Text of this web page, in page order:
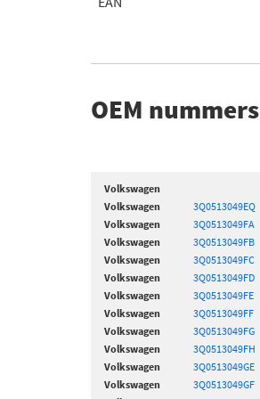
OEM nummers
Volkswagen
Volkswagen
3Q0513049EQ
Volkswagen
3Q0513049FA
Volkswagen
3Q0513049FB
Volkswagen
3Q0513049FC
Volkswagen
3Q0513049FD
Volkswagen
3Q0513049FE
Volkswagen
3Q0513049FF
Volkswagen
3Q0513049FG
Volkswagen
3Q0513049FH
Volkswagen
3Q0513049GE
Volkswagen
3Q0513049GF